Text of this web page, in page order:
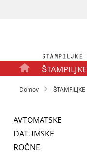
ŠTAMPILJKE
Domov ŠTAMPILJKE
AVTOMATSKE
DATUMSKE
ROČNE